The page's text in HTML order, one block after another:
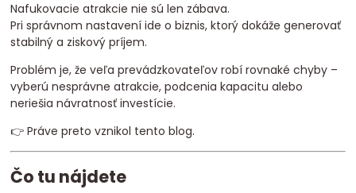
Nafukovacie atrakcie nie sú len zábava.
Pri správnom nastavení ide o biznis, ktorý dokáže generovať
stabilný a ziskový príjem.
Problém je, že veľa prevádzkovateľov robí rovnaké chyby –
vyberú nesprávne atrakcie, podcenia kapacitu alebo
neriešia návratnosť investície.
👉 Práve preto vznikol tento blog.
Čo tu nájdete